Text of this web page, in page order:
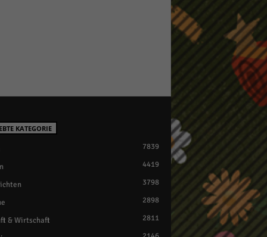
KATEGORIE
7839
4419
3798
2898
& Wirtschaft 2811